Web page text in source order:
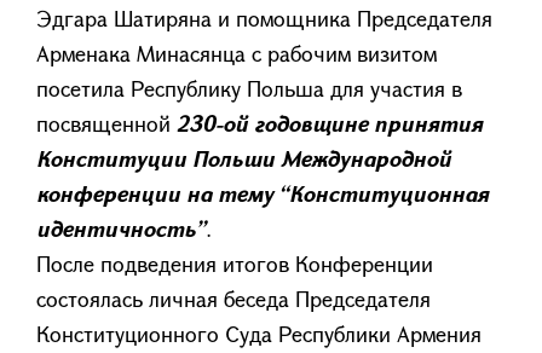
Эдгара Шатиряна и помощника Председателя
Арменака Минасянца с рабочим визитом
посетила Республику Польша для участия в
посвященной 230-ой годовщине принятия
Конституции Польши Международной
конференции на тему “Конституционная
идентичность”.
После подведения итогов Конференции
состоялась личная беседа Председателя
Конституционного Суда Республики Армения